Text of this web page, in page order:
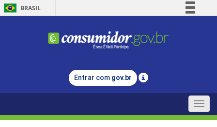
BRASIL
Comunica BR
Legislação
Entrar com gov.br
Toggle